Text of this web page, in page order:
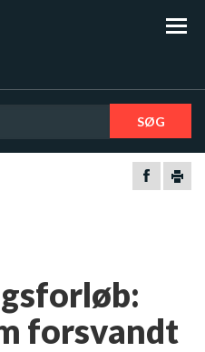
SØG
forsvandt